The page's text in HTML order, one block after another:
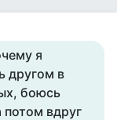
я
другом в
боюсь
потом вдруг